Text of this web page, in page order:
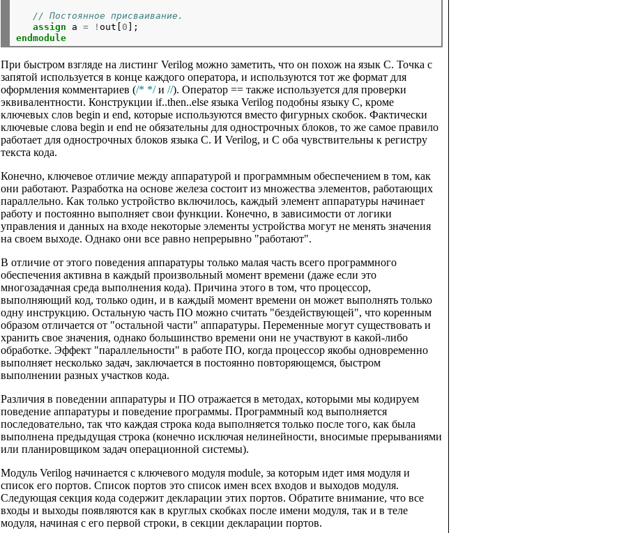
// Постоянное присваивание.
assign a = ! out[ 0 ];
endmodule
При быстром взгляде на листинг Verilog можно заметить, что он похож на язык C. Точка с
запятой используется в конце каждого оператора, и используются тот же формат для
оформления комментариев (/* */и //). Оператор == также используется для проверки
эквивалентности. Конструкции if..then..else языка Verilog подобны языку C, кроме
ключевых слов begin и end, которые используются вместо фигурных скобок. Фактически
ключевые слова begin и end не обязательны для однострочных блоков, то же самое правило
работает для однострочных блоков языка C. И Verilog, и C оба чувствительны к регистру
текста кода.
Конечно, ключевое отличие между аппаратурой и программным обеспечением в том, как
они работают. Разработка на основе железа состоит из множества элементов, работающих
параллельно. Как только устройство включилось, каждый элемент аппаратуры начинает
работу и постоянно выполняет свои функции. Конечно, в зависимости от логики
управления и данных на входе некоторые элементы устройства могут не менять значения
на своем выходе. Однако они все равно непрерывно "работают".
В отличие от этого поведения аппаратуры только малая часть всего программного
обеспечения активна в каждый произвольный момент времени (даже если это
многозадачная среда выполнения кода). Причина этого в том, что процессор,
выполняющий код, только один, и в каждый момент времени он может выполнять только
одну инструкцию. Остальную часть ПО можно считать "бездействующей", что коренным
образом отличается от "остальной части" аппаратуры. Переменные могут существовать и
хранить свое значения, однако большинство времени они не участвуют в какой-либо
обработке. Эффект "параллельности" в работе ПО, когда процессор якобы одновременно
выполняет несколько задач, заключается в постоянно повторяющемся, быстром
выполнении разных участков кода.
Различия в поведении аппаратуры и ПО отражается в методах, которыми мы кодируем
поведение аппаратуры и поведение программы. Программный код выполняется
последовательно, так что каждая строка кода выполняется только после того, как была
выполнена предыдущая строка (конечно исключая нелинейности, вносимые прерываниями
или планировщиком задач операционной системы).
Модуль Verilog начинается с ключевого модуля module, за которым идет имя модуля и
список его портов. Список портов это список имен всех входов и выходов модуля.
Следующая секция кода содержит декларации этих портов. Обратите внимание, что все
входы и выходы появляются как в круглых скобках после имени модуля, так и в теле
модуля, начиная с его первой строки, в секции декларации портов.